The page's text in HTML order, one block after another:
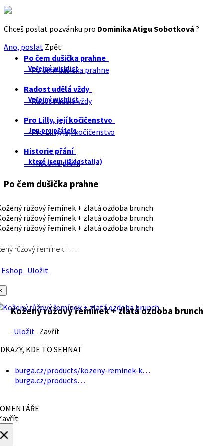
Chceš poslat pozvánku pro Dominika Atigu Sobotková ?
Ano, poslat Zpět
Po čem dušička prahne
Veřejný wishlist
Po čem dušička prahne
Radost udělá vždy
Veřejný wishlist
Radost udělá vždy
Pro Lilly, její kočičenstvo
Jen pro přátele
Pro Lilly, její kočičenstvo
Historie přání
které jsem již dostal(a)
Historie přání
Po čem dušička prahne
růžový řemínek +…
Uložit
Kožený růžový řemínek + zlatá ozdoba brunch
Uložit Zavřít
KDE TO SEHNAT
burga.cz/products/kozeny-reminek-k…
burga.cz/products…